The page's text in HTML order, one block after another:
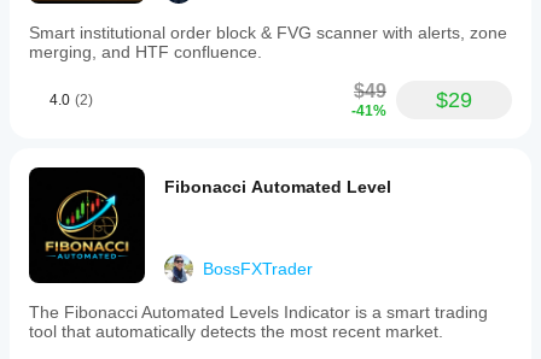
Smart institutional order block & FVG scanner with alerts, zone
merging, and HTF confluence.
4.0 (2) $49
-41% $29
Fibonacci Automated Level
BossFXTrader
The Fibonacci Automated Levels Indicator is a smart trading
tool that automatically detects the most recent market.